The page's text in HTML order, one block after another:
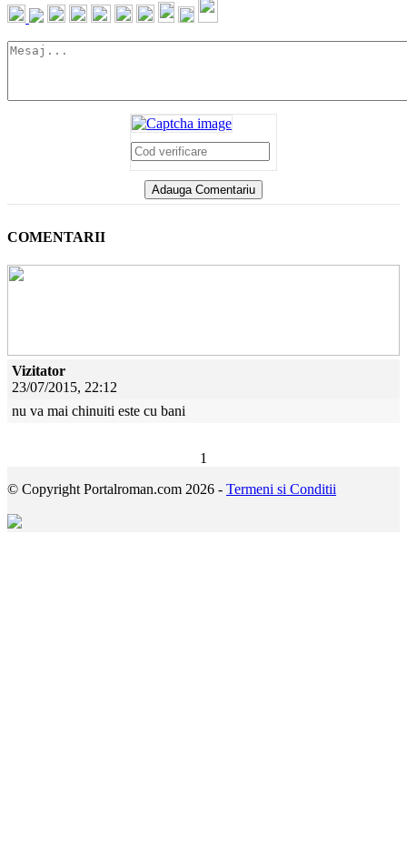
COMENTARII
Vizitator
23/07/2015, 22:12
nu va mai chinuiti este cu bani
1
© Copyright Portalroman.com 2026 - Termeni si Conditii